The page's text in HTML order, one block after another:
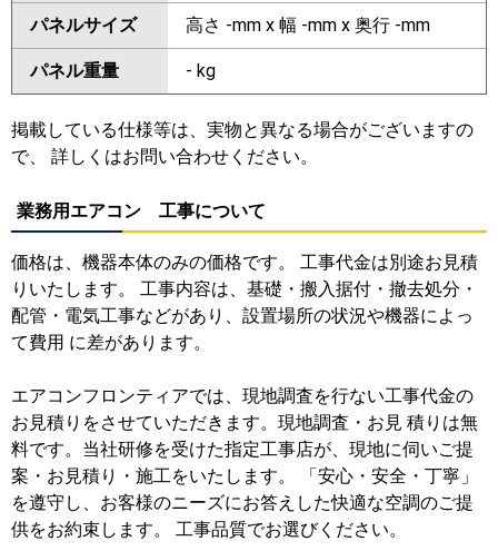
パネルサイズ 高さ -mm x 幅 -mm x 奥行 -mm
パネル重量 - kg
掲載している仕様等は、実物と異なる場合がございますの
で、 詳しくはお問い合わせください。
業務用エアコン 工事について
価格は、機器本体のみの価格です。 工事代金は別途お見積
りいたします。 工事内容は、基礎・搬入据付・撤去処分・
配管・電気工事などがあり、設置場所の状況や機器によっ
て費用 に差があります。
エアコンフロンティアでは、現地調査を行ない工事代金の
お見積りをさせていただきます。現地調査・お見 積りは無
料です。当社研修を受けた指定工事店が、現地に伺いご提
案・お見積り・施工をいたします。 「安心・安全・丁寧」
を遵守し、お客様のニーズにお答えした快適な空調のご提
供をお約束します。 工事品質でお選びください。